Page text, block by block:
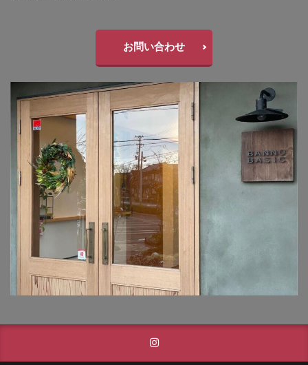
お問い合わせ
タカショー タンモクウッド
タカショー デザインパネルⅡ
タカショー マリンライト
タカショー モクプラボード
タカショー モダンクラシックライト
タカショー ロイヤルフェンス
タクボ物置 Mr.ストックマン
トーシンコーポレーション unティーラ
トーシンコーポレーション 胴長横水栓スミレハンドル
ニッタイ工業 フェアフェース
パナソニック LGW46149K
パナソニック コンボ
パナソニック ユーロバッグ
ボビ
ユーロ物置 バイシクルキューブ